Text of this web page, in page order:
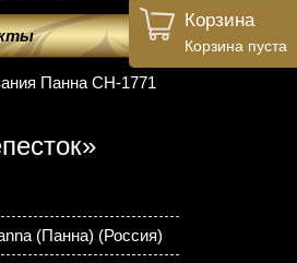
Корзина
Корзина пуста
Панна CH-1771
(Панна) (Россия)